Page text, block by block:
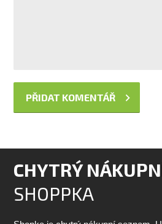
CHYTRÝ
SHOPPKA